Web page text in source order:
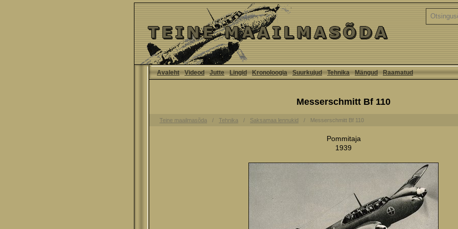
Avaleht Videod Jutte Lingid Kronoloogia Suurkujud Tehnika Mängud Raamatud
Messerschmitt Bf 110
Teine maailmasõda Tehnika Saksamaa lennukid Messerschmitt Bf 110
Pommitaja
1939